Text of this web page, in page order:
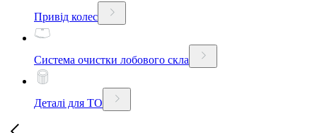
Привід колес
Система очистки лобового скла
Деталі для ТО